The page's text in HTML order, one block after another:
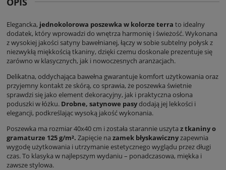
Elegancka, jednokolorowa poszewka w kolorze terra to idealny
dodatek, który wprowadzi do wnętrza harmonię i świeżość. Wykonana
z wysokiej jakości satyny bawełnianej, łączy w sobie subtelny połysk z
niezwykłą miękkością tkaniny, dzięki czemu doskonale prezentuje się
zarówno w klasycznych, jak i nowoczesnych aranżacjach.
Delikatna, oddychająca bawełna gwarantuje komfort użytkowania oraz
przyjemny kontakt ze skórą, co sprawia, że poszewka świetnie
sprawdzi się jako element dekoracyjny, jak i praktyczna osłona
poduszki w łóżku. Drobne, satynowe pasydodają jej lekkości i
elegancji, podkreślając wysoką jakość wykonania.
Poszewka ma rozmiar 40x40 cm i została starannie uszyta z tkaniny o
gramaturze 125 g/m². Zapięcie na zamek błyskawiczny zapewnia
wygodę użytkowania i utrzymanie estetycznego wyglądu przez długi
czas. To klasyka w najlepszym wydaniu – ponadczasowa, miękka i
zawsze stylowa.